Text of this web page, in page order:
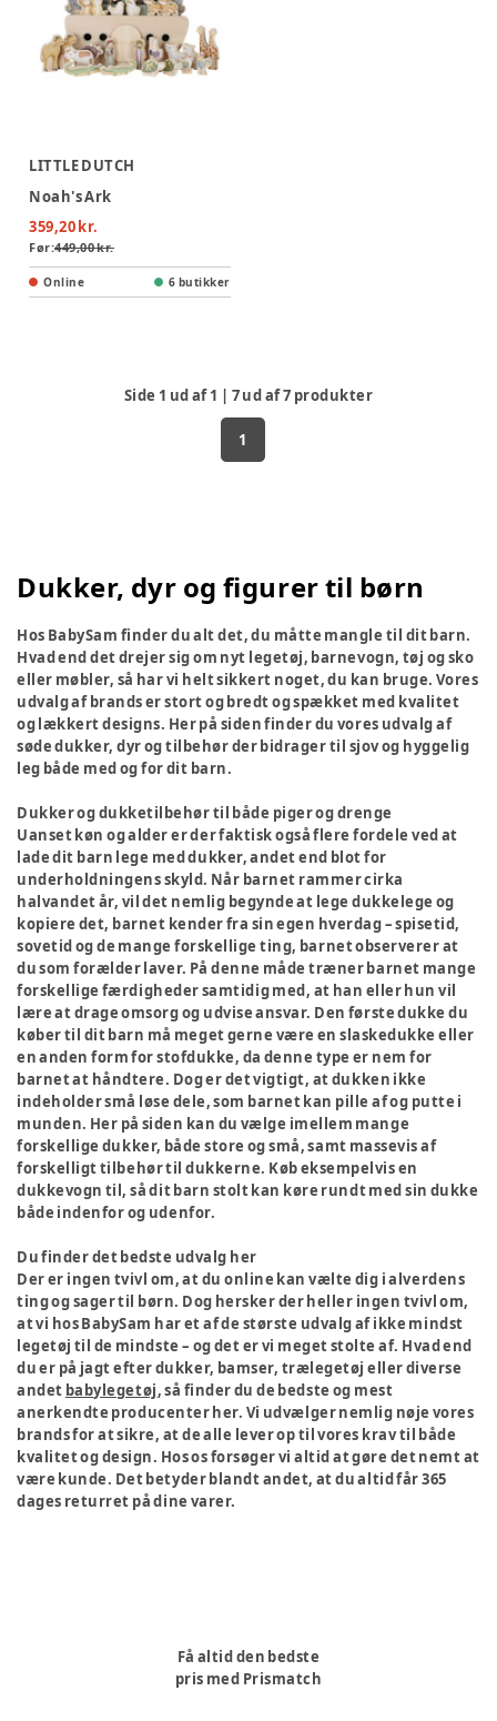
LITTLE DUTCH
Noah's Ark
359,20 kr.
Før:449,00 kr.
Online 6 butikker
Side 1 ud af1 | 7ud af7 produkter
1
Dukker, dyr og figurer til børn
Hos BabySam finder du alt det, du måtte mangle til dit barn.
Hvad end det drejer sig om nyt legetøj, barnevogn, tøj og sko
eller møbler, så har vi helt sikkert noget, du kan bruge. Vores
udvalg af brands er stort og bredt og spækket med kvalitet
og lækkert designs. Her på siden finder du vores udvalg af
søde dukker, dyr og tilbehør der bidrager til sjov og hyggelig
leg både med og for dit barn.
Dukker og dukketilbehør til både piger og drenge
Uanset køn og alder er der faktisk også flere fordele ved at
lade dit barn lege med dukker, andet end blot for
underholdningens skyld. Når barnet rammer cirka
halvandet år, vil det nemlig begynde at lege dukkelege og
kopiere det, barnet kender fra sin egen hverdag – spisetid,
sovetid og de mange forskellige ting, barnet observerer at
du som forælder laver. På denne måde træner barnet mange
forskellige færdigheder samtidig med, at han eller hun vil
lære at drage omsorg og udvise ansvar. Den første dukke du
køber til dit barn må meget gerne være en slaskedukke eller
en anden form for stofdukke, da denne type er nem for
barnet at håndtere. Dog er det vigtigt, at dukken ikke
indeholder små løse dele, som barnet kan pille af og putte i
munden. Her på siden kan du vælge imellem mange
forskellige dukker, både store og små, samt massevis af
forskelligt tilbehør til dukkerne. Køb eksempelvis en
dukkevogn til, så dit barn stolt kan køre rundt med sin dukke
både indenfor og udenfor.
Du finder det bedste udvalg her
Der er ingen tvivl om, at du online kan vælte dig i alverdens
ting og sager til børn. Dog hersker der heller ingen tvivl om,
at vi hos BabySam har et af de største udvalg af ikke mindst
legetøj til de mindste – og det er vi meget stolte af. Hvad end
du er på jagt efter dukker, bamser, trælegetøj eller diverse
andet babylegetøj, så finder du de bedste og mest
anerkendte producenter her. Vi udvælger nemlig nøje vores
brands for at sikre, at de alle lever op til vores krav til både
kvalitet og design. Hos os forsøger vi altid at gøre det nemt at
være kunde. Det betyder blandt andet, at du altid får 365
dages returret på dine varer.
Få altid den bedste
pris med Prismatch